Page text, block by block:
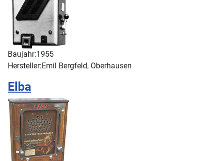
Baujahr:1955
Hersteller:Emil Bergfeld, Oberhausen
Elba